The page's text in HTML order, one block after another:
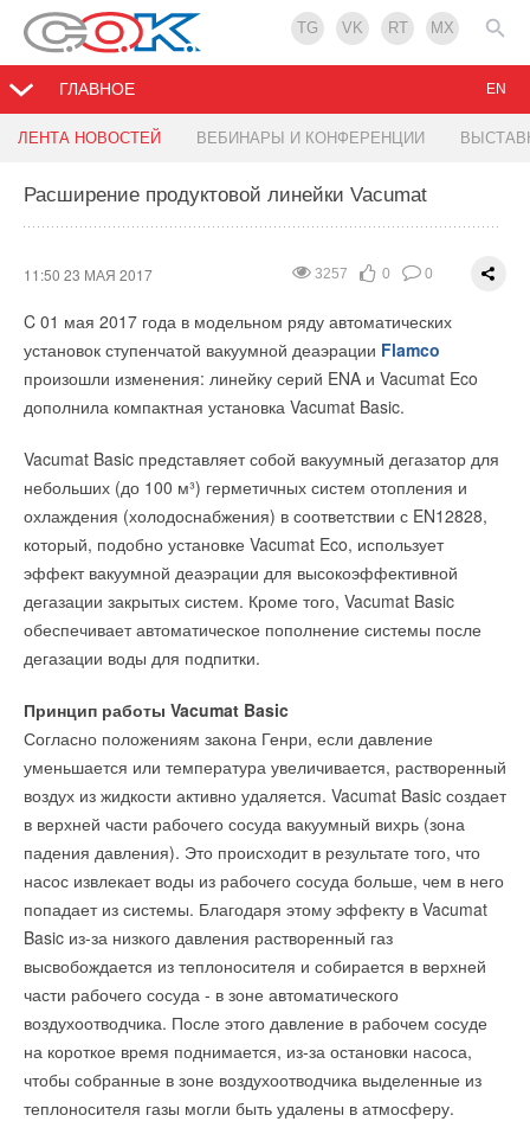
TG VK RT MX
ГЛАВНОЕ
ЛЕНТА НОВОСТЕЙ ВЕБИНАРЫ И КОНФЕРЕНЦИИ
EN
Расширение продуктовой линейки Vacumat
3257 0 0
11:50 23 МАЯ 2017
C 01 мая 2017 года в модельном ряду автоматических
установок ступенчатой вакуумной деаэрации Flamco
произошли изменения: линейку серий ENA и Vacumat Eco
дополнила компактная установка Vacumat Basic.
Vacumat Basic представляет собой вакуумный дегазатор для
небольших (до 100 м³) герметичных систем отопления и
охлаждения (холодоснабжения) в соответствии с EN12828,
который, подобно установке Vacumat Eco, использует
эффект вакуумной деаэрации для высокоэффективной
дегазации закрытых систем. Кроме того, Vacumat Basic
обеспечивает автоматическое пополнение системы после
дегазации воды для подпитки.
Принцип работы Vacumat Basic
Согласно положениям закона Генри, если давление
уменьшается или температура увеличивается, растворенный
воздух из жидкости активно удаляется. Vacumat Basic создает
в верхней части рабочего сосуда вакуумный вихрь (зона
падения давления). Это происходит в результате того, что
насос извлекает воды из рабочего сосуда больше, чем в него
попадает из системы. Благодаря этому эффекту в Vacumat
Basic из-за низкого давления растворенный газ
высвобождается из теплоносителя и собирается в верхней
части рабочего сосуда - в зоне автоматического
воздухоотводчика. После этого давление в рабочем сосуде
на короткое время поднимается, из-за остановки насоса,
чтобы собранные в зоне воздухоотводчика выделенные из
теплоносителя газы могли быть удалены в атмосферу.
Электронное обучение Desigo TRA на русском
3285 0 0
10:21 23 МАЯ 2017
Департамент «Автоматизация и безопасность зданий»
системе Desigo TRA на русском языке.
Данное обучение предназначено для всех желающих
познакомиться с решениями по комнатной автоматизации.
подробно рассказывается о программной и аппаратной
составляющих Desigo TRA, а также приведены примеры
использования системы. Кроме того, из электронного
обучения можно получить доступ к основным техническим
описаниям на устройства.
После прохождения обучения Вы сможете пройти тест,
чтобы проверить полученные знания.
Внимание! Прохождение теста является обязательным
условием для участия в техническом обучении
программированию Desigo TRA.
Для прохождения обучения пройдите поссылке(внимание!
необходима регистрация)
Читайте по теме:
→
Убытки от ветряков: Siemens Energy ожидает убыток в
НОВОСТИ СОК 8 АВГУСТА 2023
→
В Пскове разработают документацию для
НОВОСТИ СОК 2 НОЯБРЯ 2022
→
Siemens Energy открыл завод по производству зеленого
Новые объекты De Dietrich
2550 0
10:17 23 МАЯ 2017
пяти настенных конденсационных котлов De Dietrich
Новоселье г. Санкт-Петербург.
Проектные, монтажные работы были выполнены компанией
ООО "ЭГМ". Крышная котельная для застройщика СК
компактности, высокоэкономичности и экологичности для
объектов жилого строительства.
Назначение котельной: отопление и горячее водоснабжение
жилого девятиэтажного здания.
Система управления: DiematiciSystem, iniControl.
Автоматикой Diematic реализовано каскадное